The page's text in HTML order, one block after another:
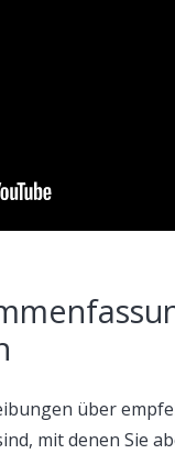
über
mit denen Sie